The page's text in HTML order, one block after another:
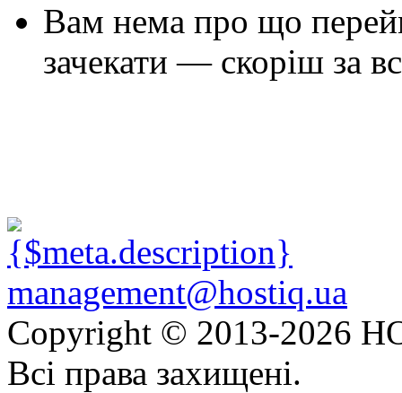
Вам нема про що
зачекати — скоріш за
management@hostiq.ua
Copyright © 2013-2026
Всі права захищені.